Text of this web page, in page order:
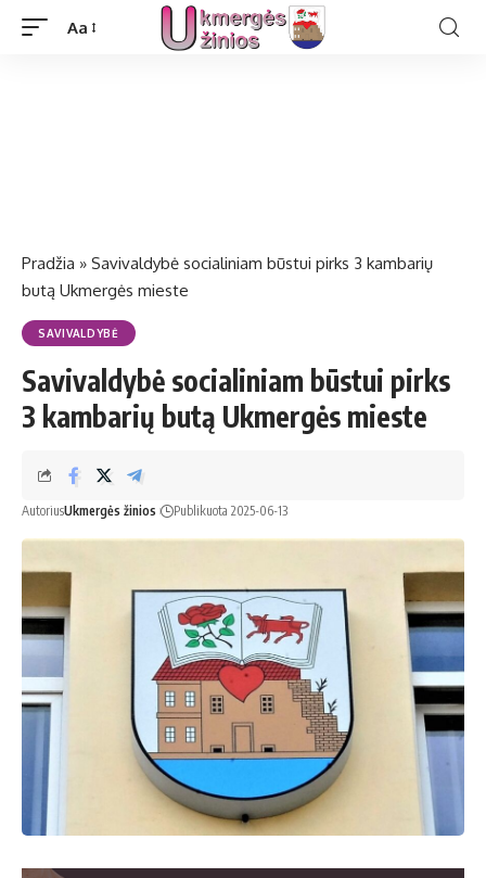
Aa
Pradžia » Savivaldybė socialiniam būstui pirks 3 kambarių
butą Ukmergės mieste
SAVIVALDYBĖ
Savivaldybė socialiniam būstui pirks
3 kambarių butą Ukmergės mieste
AutoriusUkmergės žinios Publikuota 2025-06-13